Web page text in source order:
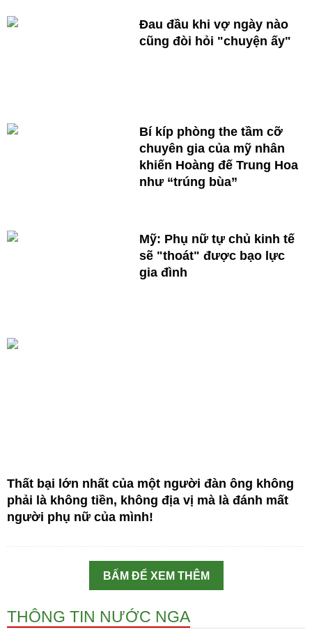
Đau đầu khi vợ ngày nào
cũng đòi hỏi "chuyện ấy"
Bí kíp phòng the tầm cỡ
chuyên gia của mỹ nhân
khiến Hoàng đế Trung Hoa
như “trúng bùa”
Mỹ: Phụ nữ tự chủ kinh tế
sẽ "thoát" được bạo lực
gia đình
Thất bại lớn nhất của một người đàn ông không
phải là không tiền, không địa vị mà là đánh mất
người phụ nữ của mình!
BẤM ĐỂ XEM THÊM
THÔNG TIN NƯỚC NGA